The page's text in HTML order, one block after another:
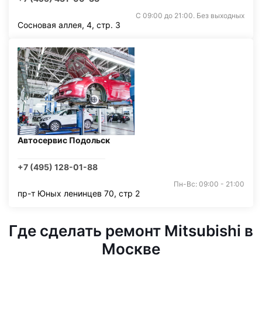
С 09:00 до 21:00. Без выходных
Сосновая аллея, 4, стр. 3
Автосервис Подольск
+7 (495) 128-01-88
Пн-Вс: 09:00 - 21:00
пр-т Юных ленинцев 70, стр 2
Где сделать ремонт Mitsubishi в
Москве